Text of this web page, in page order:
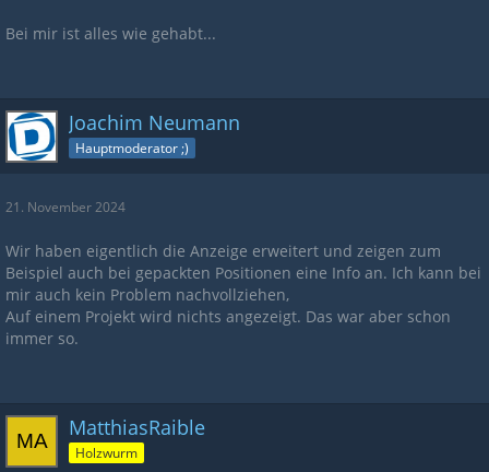
Bei mir ist alles wie gehabt...
Joachim Neumann
Hauptmoderator ;)
21. November 2024
Wir haben eigentlich die Anzeige erweitert und zeigen zum
Beispiel auch bei gepackten Positionen eine Info an. Ich kann bei
mir auch kein Problem nachvollziehen,
Auf einem Projekt wird nichts angezeigt. Das war aber schon
immer so.
MatthiasRaible
Holzwurm